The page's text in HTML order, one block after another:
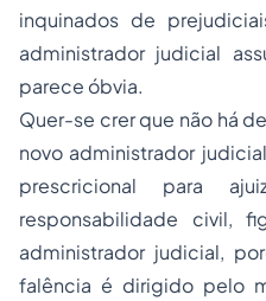
inquinados de
administrador judicial
parece óbvia.
Quer-se crer que não há
novo administrador
prescricional para
responsabilidade civil,
administrador judicial,
falência é dirigido pelo